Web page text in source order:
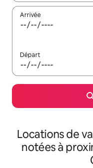
Arrivée
Départ
Locations de
notées à